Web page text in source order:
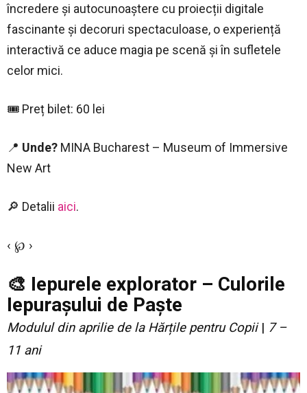
încredere și autocunoaștere cu proiecții digitale
fascinante și decoruri spectaculoase, o experiență
interactivă ce aduce magia pe scenă și în sufletele
celor mici.
🎟 Preț bilet: 60 lei
📍 Unde? MINA Bucharest – Museum of Immersive
New Art
🔎 Detalii aici.
‹ ℘ ›
🎨 Iepurele explorator – Culorile
Iepurașului de Paște
Modulul din aprilie de la Hărțile pentru Copii | 7 –
11 ani